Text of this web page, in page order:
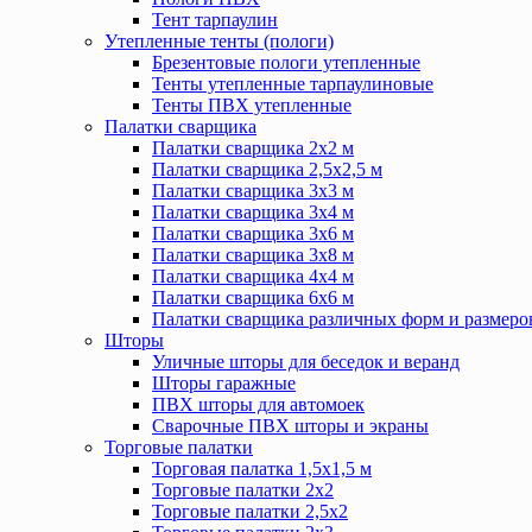
Тент тарпаулин
Утепленные тенты (пологи)
Брезентовые пологи утепленные
Тенты утепленные тарпаулиновые
Тенты ПВХ утепленные
Палатки сварщика
Палатки сварщика 2х2 м
Палатки сварщика 2,5х2,5 м
Палатки сварщика 3х3 м
Палатки сварщика 3х4 м
Палатки сварщика 3х6 м
Палатки сварщика 3х8 м
Палатки сварщика 4х4 м
Палатки сварщика 6х6 м
Палатки сварщика различных форм и
Шторы
Уличные шторы для беседок и веранд
Шторы гаражные
ПВХ шторы для автомоек
Сварочные ПВХ шторы и экраны
Торговые палатки
Торговая палатка 1,5х1,5 м
Торговые палатки 2х2
Торговые палатки 2,5х2